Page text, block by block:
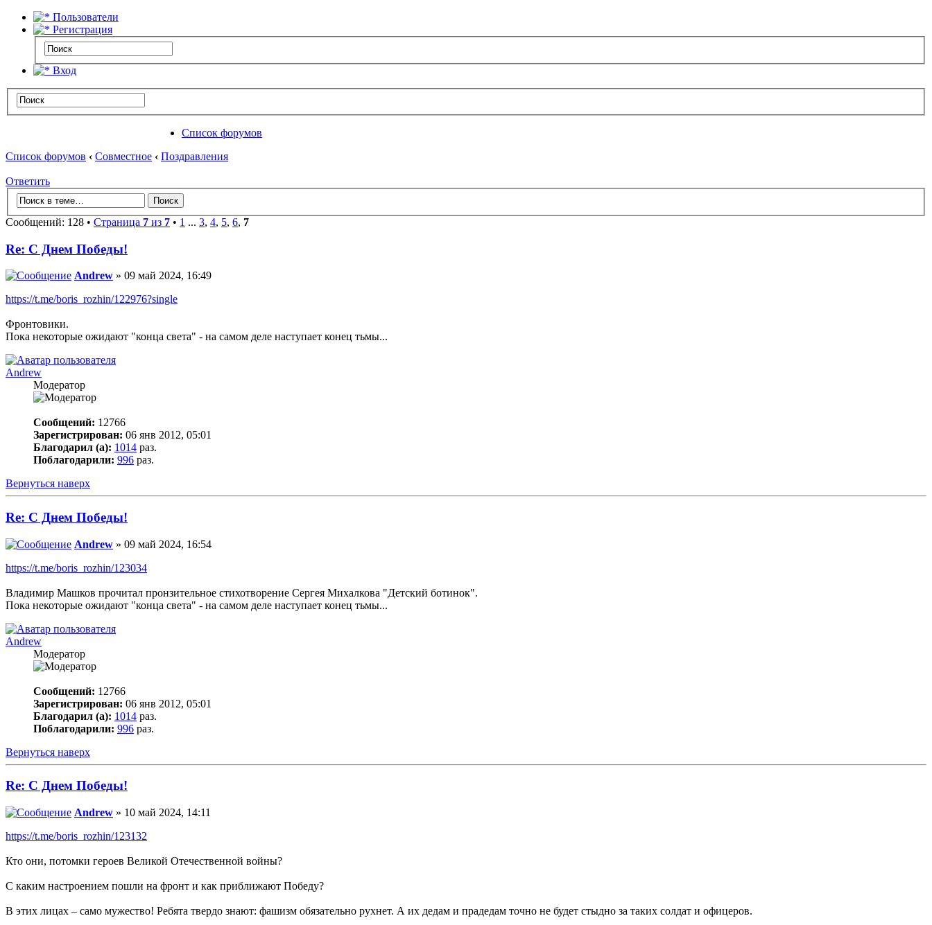
Пользователи
Регистрация
Вход
Список форумов
Список форумов ‹ Совместное ‹ Поздравления
Ответить
Сообщений: 128 • Страница 7 из 7 • 1 ... 3, 4, 5, 6, 7
Re: С Днем Победы!
Andrew » 09 май 2024, 16:49
https://t.me/boris_rozhin/122976?single
Фронтовики.
Пока некоторые ожидают "конца света" - на самом деле наступает конец тьмы...
Andrew
Модератор
Сообщений: 12766
Зарегистрирован: 06 янв 2012, 05:01
Благодарил (а): 1014 раз.
Поблагодарили: 996 раз.
Вернуться наверх
Re: С Днем Победы!
Andrew » 09 май 2024, 16:54
https://t.me/boris_rozhin/123034
Владимир Машков прочитал пронзительное стихотворение Сергея Михалкова "Детский ботинок".
Пока некоторые ожидают "конца света" - на самом деле наступает конец тьмы...
Andrew
Модератор
Сообщений: 12766
Зарегистрирован: 06 янв 2012, 05:01
Благодарил (а): 1014 раз.
Поблагодарили: 996 раз.
Вернуться наверх
Re: С Днем Победы!
Andrew » 10 май 2024, 14:11
https://t.me/boris_rozhin/123132
Кто они, потомки героев Великой Отечественной войны?
С каким настроением пошли на фронт и как приближают Победу?
В этих лицах – само мужество! Ребята твердо знают: фашизм обязательно рухнет. А их дедам и прадедам точно не будет стыдно за таких солдат и офицеров.